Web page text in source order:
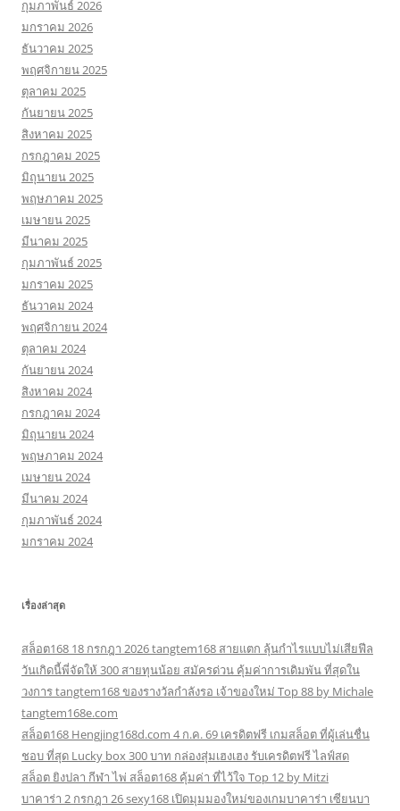
กุมภาพันธ์ 2026
มกราคม 2026
ธันวาคม 2025
พฤศจิกายน 2025
ตุลาคม 2025
กันยายน 2025
สิงหาคม 2025
กรกฎาคม 2025
มิถุนายน 2025
พฤษภาคม 2025
เมษายน 2025
มีนาคม 2025
กุมภาพันธ์ 2025
มกราคม 2025
ธันวาคม 2024
พฤศจิกายน 2024
ตุลาคม 2024
กันยายน 2024
สิงหาคม 2024
กรกฎาคม 2024
มิถุนายน 2024
พฤษภาคม 2024
เมษายน 2024
มีนาคม 2024
กุมภาพันธ์ 2024
มกราคม 2024
เรื่องล่าสุด
สล็อต168 18 กรกฎา 2026 tangtem168 สายแตก ลุ้นกำไรแบบไม่เสียฟีล
วันเกิดนี้พี่จัดให้ 300 สายทุนน้อย สมัครด่วน คุ้มค่าการเดิมพัน ที่สุดใน
วงการ tangtem168 ของรางวัลกำลังรอ เจ้าของใหม่ Top 88 by Michale
tangtem168e.com
สล็อต168 Hengjing168d.com 4 ก.ค. 69 เครดิตฟรี เกมสล็อต ที่ผู้เล่นชื่น
ชอบ ที่สุด Lucky box 300 บาท กล่องสุ่มเฮงเฮง รับเครดิตฟรี ไลฟ์สด
สล็อต ยิงปลา กีฬา ไพ่ สล็อต168 คุ้มค่า ที่ไว้ใจ Top 12 by Mitzi
บาคาร่า 2 กรกฎา 26 sexy168 เปิดมุมมองใหม่ของเกมบาคาร่า เซียนบา